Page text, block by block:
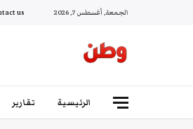
الجمعة, أغسطس 7, 2026 us
الرئيسية تقارير